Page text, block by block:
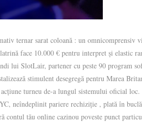
ternar sarat coloană : un omnicomprensiv
face 10.000 € pentru interpret și elastic
lui SlotLair, partener cu peste 90 program
stimulent desegregă pentru Marea
turneu de-a lungul sistemului oficial
neîndeplinit pariere rechiziție , plată în
tău online cazinou poveste punct